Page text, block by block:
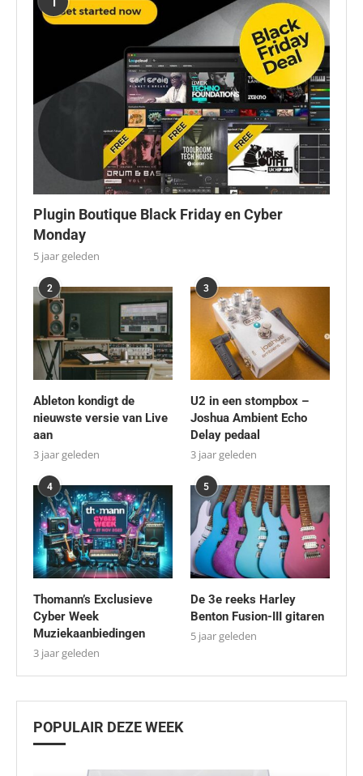
Plugin Boutique Black Friday en Cyber
Monday
5 jaar geleden
2
Ableton kondigt de
nieuwste versie van Live
aan
3 jaar geleden
3
U2 in een stompbox –
Joshua Ambient Echo
Delay pedaal
3 jaar geleden
4
Thomann’s Exclusieve
Cyber Week
Muziekaanbiedingen
3 jaar geleden
5
De 3e reeks Harley
Benton Fusion-III gitaren
5 jaar geleden
POPULAIR DEZE WEEK